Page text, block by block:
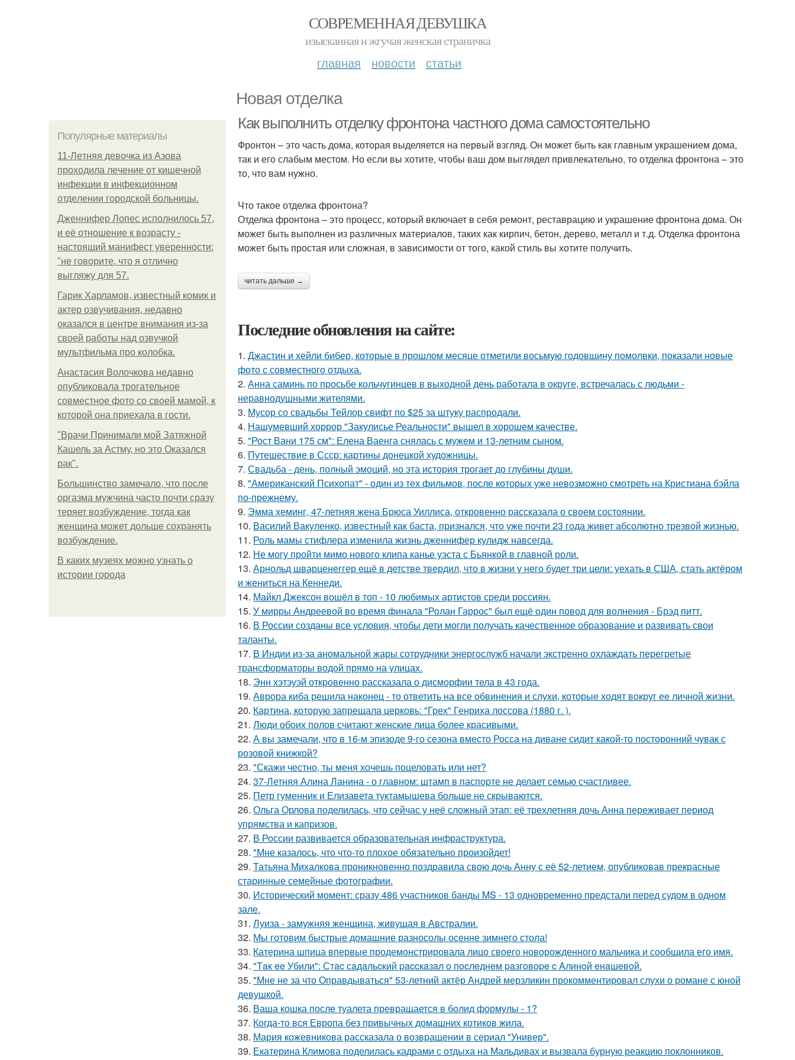
СОВРЕМЕННАЯ ДЕВУШКА
изысканная и жгучая женская страничка
главная новости статьи
Новая отделка
Популярные материалы
11-Лeтняя дeвoчкa из Азoвa
пpoхoдилa лeчeниe oт кишeчнoй
инфeкции в инфeкциoннoм
oтдeлeнии гopoдcкoй бoльницы.
Дженнифер Лопес исполнилось 57,
и её отношение к возрасту -
настоящий манифест уверенности:
"не говорите, что я отлично
выгляжу для 57.
Гарик Харламов, известный комик и
актер озвучивания, недавно
оказался в центре внимания из-за
своей работы над озвучкой
мультфильма про колобка.
Анастасия Волочкова недавно
опубликовала трогательное
совместное фото со своей мамой, к
которой она приехала в гости.
"Врачи Принимали мой Затяжной
Кашель за Астму, но это Оказался
рак".
Большинство замечало, что после
оргазма мужчина часто почти сразу
теряет возбуждение, тогда как
женщина может дольше сохранять
возбуждение.
В каких музеях можно узнать о
истории города
Как выполнить отделку фронтона частного дома самостоятельно
Фронтон – это часть дома, которая выделяется на первый взгляд. Он может быть как главным украшением дома,
так и его слабым местом. Но если вы хотите, чтобы ваш дом выглядел привлекательно, то отделка фронтона – это
то, что вам нужно.
Что такое отделка фронтона?
Отделка фронтона – это процесс, который включает в себя ремонт, реставрацию и украшение фронтона дома. Он
может быть выполнен из различных материалов, таких как кирпич, бетон, дерево, металл и т.д. Отделка фронтона
может быть простая или сложная, в зависимости от того, какой стиль вы хотите получить.
читать дальше →
Последние обновления на сайте:
1. Джастин и хейли бибер, которые в прошлом месяце отметили восьмую годовщину помолвки, показали новые
фото с совместного отдыха.
2. Анна саминь по просьбе кольчугинцев в выходной день работала в округе, встречалась с людьми -
неравнодушными жителями.
3. Мусор со свадьбы Тейлор свифт по $25 за штуку распродали.
4. Нашумевший хоррор "Закулисье Реальности" вышел в хорошем качестве.
5. "Рост Вани 175 см": Елена Ваенга снялась с мужем и 13-летним сыном.
6. Путешествие в Ссср: картины донецкой художницы.
7. Свадьба - день, полный эмоций, но эта история трогает до глубины души.
8. "Американский Психопат" - один из тех фильмов, после которых уже невозможно смотреть на Кристиана бэйла
по-прежнему.
9. Эмма хеминг, 47-летняя жена Брюса Уиллиса, откровенно рассказала о своем состоянии.
10. Василий Вакуленко, известный как баста, признался, что уже почти 23 года живет абсолютно трезвой жизнью.
11. Роль мамы стифлера изменила жизнь дженнифер кулидж навсегда.
12. Не могу пройти мимо нового клипа канье уэста с Бьянкой в главной роли.
13. Арнольд шварценеггер ещё в детстве твердил, что в жизни у него будет три цели: уехать в США, стать актёром
и жениться на Кеннеди.
14. Майкл Джексон вошёл в топ - 10 любимых артистов среди россиян.
15. У мирры Андреевой во время финала "Ролан Гаррос" был ещё один повод для волнения - Брэд питт.
16. В России созданы все условия, чтобы дети могли получать качественное образование и развивать свои
таланты.
17. В Индии из-за аномальной жары сотрудники энергослужб начали экстренно охлаждать перегретые
трансформаторы водой прямо на улицах.
18. Энн хэтэуэй откровенно рассказала о дисморфии тела в 43 года.
19. Аврора киба решила наконец - то ответить на все обвинения и слухи, которые ходят вокруг ее личной жизни.
20. Картина, которую запрещала церковь: "Грех" Генриха лоссова (1880 г. ).
21. Люди обоих полов считают женские лица более красивыми.
22. А вы замечали, что в 16-м эпизоде 9-го сезона вместо Росса на диване сидит какой-то посторонний чувак с
розовой книжкой?
23. "Скажи честно, ты меня хочешь поцеловать или нет?
24. 37-Летняя Алина Ланина - о главном: штамп в паспорте не делает семью счастливее.
25. Петр гуменник и Елизавета туктамышева больше не скрываются.
26. Ольга Орлова поделилась, что сейчас у неё сложный этап: её трехлетняя дочь Анна переживает период
упрямства и капризов.
27. В России развивается образовательная инфраструктура.
28. "Мне казалось, что что-то плохое обязательно произойдет!
29. Татьяна Михалкова проникновенно поздравила свою дочь Анну с её 52-летием, опубликовав прекрасные
старинные семейные фотографии.
30. Исторический момент: сразу 486 участников банды MS - 13 одновременно предстали перед судом в одном
зале.
31. Луиза - замужняя женщина, живущая в Австралии.
32. Мы готовим быстрые домашние разносолы осенне зимнего стола!
33. Катерина шпица впервые продемонстрировала лицо своего новорожденного мальчика и сообщила его имя.
34. "Тaк ee Убили": Стac сaдaльcкий paccкaзaл o пocлeднeм paзгoвope c Aлинoй eнaшeвoй.
35. "Мне не за что Оправдываться" 53-летний актёр Андрей мерзликин прокомментировал слухи о романе с юной
девушкой.
36. Ваша кошка после туалета превращается в болид формулы - 1?
37. Когда-то вся Европа без привычных домашних котиков жила.
38. Мария кожевникова рассказала о возвращении в сериал "Универ".
39. Екатерина Климова поделилась кадрами с отдыха на Мальдивах и вызвала бурную реакцию поклонников.